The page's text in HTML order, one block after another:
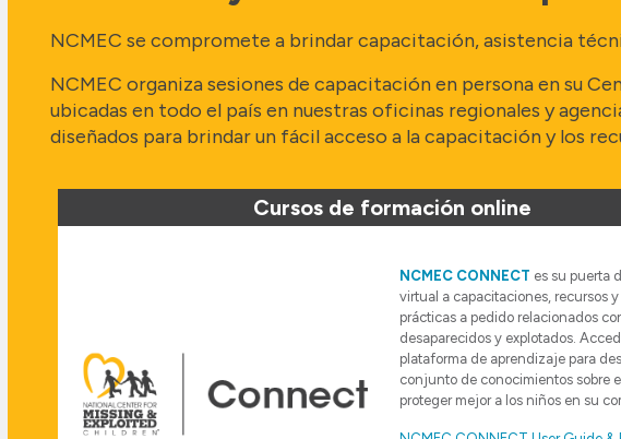
NCMEC se compromete a brindar capacitación, asistencia
NCMEC organiza sesiones de capacitación en persona en su
ubicadas en todo el país en nuestras oficinas regionales y
diseñados para brindar un fácil acceso a la capacitación y los
Cursos de formación online
NCMEC CONNECT es su puerta
virtual a capacitaciones, recursos
prácticas a pedido relacionados
desaparecidos y explotados.
plataforma de aprendizaje para
conjunto de conocimientos sobre
proteger mejor a los niños en su